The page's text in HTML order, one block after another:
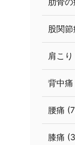
股関
肩こ
背中
腰痛
膝痛